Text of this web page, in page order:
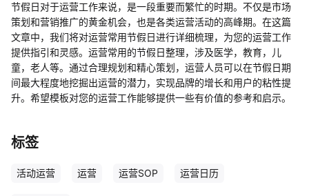
节假日对于运营工作来说，是一段重要而繁忙的时期。不仅是市场
策划和营销推广的黄金机会，也是各类运营活动的高峰期。在这篇
文章中，我们将对运营常用节假日进行详细梳理，为您的运营工作
提供指引和灵感。运营常用的节假日整理，涉及医学，教育，儿
童，老人等。通过合理规划和精心策划，运营人员可以在节假日期
间最大程度地挖掘出运营的潜力，实现品牌的增长和用户的粘性提
升。希望模板对您的运营工作能够提供一些有价值的参考和启示。
标签
活动运营 运营 运营SOP 运营日历